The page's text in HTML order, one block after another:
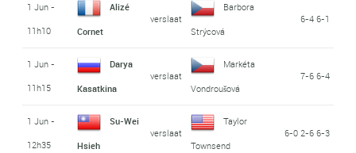
1 Jun -
11h10
Alizé
Cornet
verslaat
Barbora
Strýcová
6-4 6-1
1 Jun -
11h15
Darya
Kasatkina
verslaat
Markéta
Vondroušová
7-6 6-4
1 Jun -
12h35
Su-Wei
Hsieh
verslaat
Taylor
Townsend
6-0 2-6 6-3